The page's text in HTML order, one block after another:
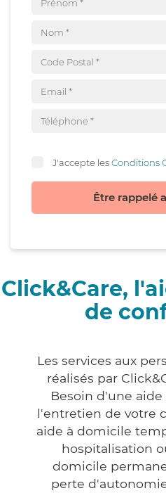
J'accepte lesConditions
Être rappelé
Click&Care,
de
Les services aux
réalisés par
Besoin d'une
l'entretien de votre
aide à domicile
hospitalisation
domicile
perte